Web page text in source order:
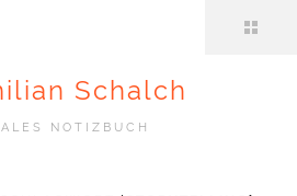
Schalch
NOTIZBUCH